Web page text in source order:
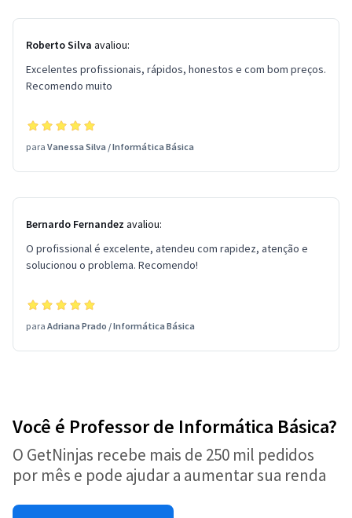
Roberto Silva avaliou:
Excelentes profissionais, rápidos, honestos e com bom preços.
Recomendo muito
para Vanessa Silva /Informática Básica
Bernardo Fernandez avaliou:
O profissional é excelente, atendeu com rapidez, atenção e
solucionou o problema. Recomendo!
para Adriana Prado /Informática Básica
Você é Professor de Informática Básica?
O GetNinjas recebe mais de 250 mil pedidos
por mês e pode ajudar a aumentar sua renda